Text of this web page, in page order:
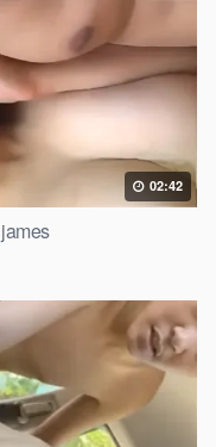
02:42